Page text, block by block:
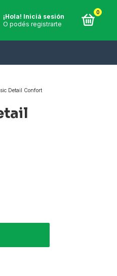
¡Hola! Iniciá sesión
O podés registrarte
0
Detail Confort